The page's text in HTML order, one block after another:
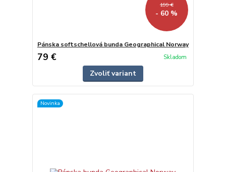
199 €
- 60 %
Pánska softschellová bunda Geographical Norway
79 € Skladom
Zvoliť variant
Novinka